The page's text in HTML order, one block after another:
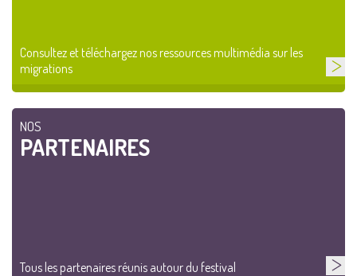
Consultez et téléchargez nos ressources multimédia sur les
migrations
NOS
PARTENAIRES
Tous les partenaires réunis autour du festival